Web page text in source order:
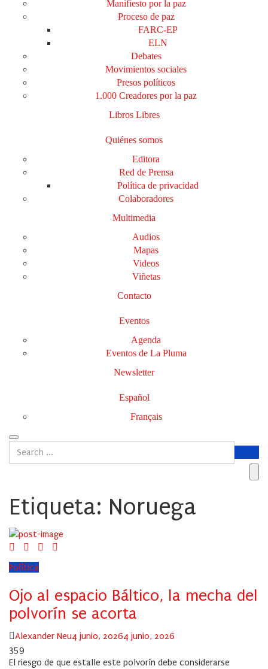
Manifiesto por la paz
Proceso de paz
FARC-EP
ELN
Debates
Movimientos sociales
Presos políticos
1.000 Creadores por la paz
Libros Libres
Quiénes somos
Editora
Red de Prensa
Política de privacidad
Colaboradores
Multimedia
Audios
Mapas
Videos
Viñetas
Contacto
Eventos
Agenda
Eventos de La Pluma
Newsletter
Español
Français
Etiqueta: Noruega
Política
Ojo al espacio Báltico, la mecha del
polvorín se acorta
Author
Alexander NeuPosted
4 junio, 20264 junio, 2026
359
El riesgo de que estalle este polvorín debe considerarse